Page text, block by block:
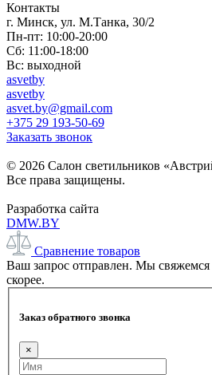
Контакты
г. Минск, ул. М.Танка, 30/2
Пн-пт: 10:00-20:00
Сб: 11:00-18:00
Вс: выходной
asvetby
asvetby
asvet.by@gmail.com
+375 29 193-50-69
Заказать звонок
© 2026 Салон светильников
Все права защищены.
Разработка сайта
DMW.BY
Сравнение товаров
Ваш запрос отправлен. Мы
скорее.
Заказ обратного звонка
×